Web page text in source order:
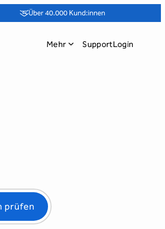
Über 40.000 Kund:innen
Mehr SupportLogin
prüfen